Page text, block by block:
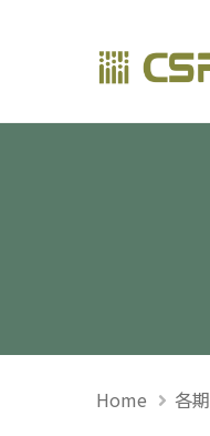
調查
Home 各